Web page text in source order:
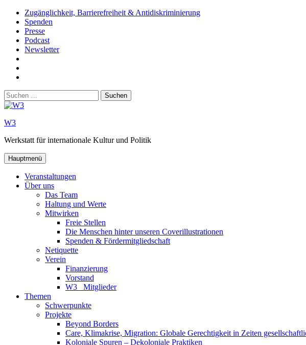
Zum
Inhalt
springen
Zugänglichkeit, Barrierefreiheit & Antidiskriminierung
Spenden
Presse
Podcast
Newsletter
Youtube
Suchen
nach:
W3
Werkstatt für internationale Kultur und Politik
Hauptmenü
Veranstaltungen
Über uns
Das Team
Haltung und Werte
Mitwirken
Freie Stellen
Die Menschen hinter unseren Coverillustrationen
Spenden & Fördermitgliedschaft
Netiquette
Verein
Finanzierung
Vorstand
W3_ Mitglieder
Themen
Schwerpunkte
Projekte
Beyond Borders
Care, Klimakrise, Migration: Globale Gerechtigkeit in Zeiten
Koloniale Spuren – Dekoloniale Praktiken